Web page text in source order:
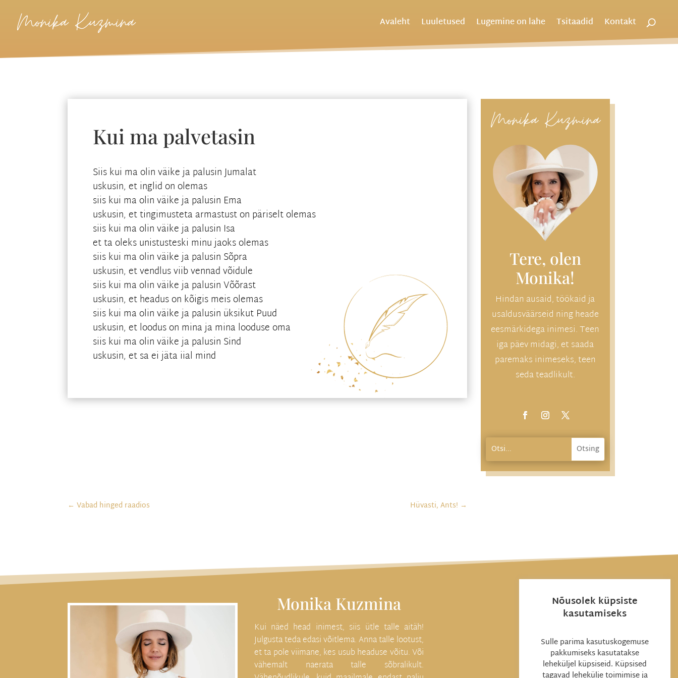
Monika Kuzmina Avaleht Luuletused Lugemine on lahe Tsitaadid Kontakt
Kui ma palvetasin
Siis kui ma olin väike ja palusin Jumalat
uskusin, et inglid on olemas
siis kui ma olin väike ja palusin Ema
uskusin, et tingimusteta armastust on päriselt olemas
siis kui ma olin väike ja palusin Isa
et ta oleks unistusteski minu jaoks olemas
siis kui ma olin väike ja palusin Sõpra
uskusin, et vendlus viib vennad võidule
siis kui ma olin väike ja palusin Võõrast
uskusin, et headus on kõigis meis olemas
siis kui ma olin väike ja palusin üksikut Puud
uskusin, et loodus on mina ja mina looduse oma
siis kui ma olin väike ja palusin Sind
uskusin, et sa ei jäta iial mind
Monika Kuzmina
Tere, olen
Monika!
Hindan ausaid, töökaid ja
usaldusväärseid ning heade
eesmärkidega inimesi. Teen
iga päev midagi, et saada
paremaks inimeseks, teen
seda teadlikult.
←Vabad hinged raadios Hüvasti, Ants! →
Monika Kuzmina
Kui näed head inimest, siis ütle talle aitäh!
Julgusta teda edasi võitlema. Anna talle lootust,
et ta pole viimane, kes usub headuse võitu. Või
vähemalt naerata talle sõbralikult.
Nõusolek küpsiste
kasutamiseks
Sulle parima kasutuskogemuse
pakkumiseks kasutatakse
leheküljel küpsiseid. Küpsised